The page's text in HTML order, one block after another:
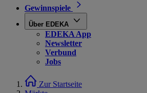
Gewinnspiele
Über EDEKA
EDEKA App
Newsletter
Verbund
Jobs
Zur Startseite